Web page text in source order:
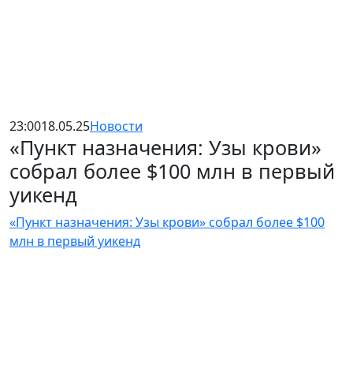
23:0018.05.25Новости
«Пункт назначения: Узы крови»
собрал более $100 млн в первый
уикенд
«Пункт назначения: Узы крови» собрал более $100
млн в первый уикенд